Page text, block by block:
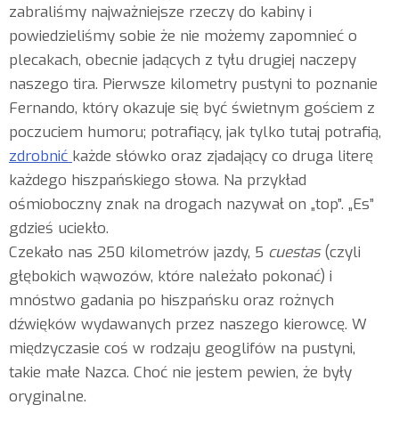
zabraliśmy najważniejsze rzeczy do kabiny i
powiedzieliśmy sobie że nie możemy zapomnieć o
plecakach, obecnie jadących z tyłu drugiej naczepy
naszego tira. Pierwsze kilometry pustyni to poznanie
Fernando, który okazuje się być świetnym gościem z
poczuciem humoru; potrafiący, jak tylko tutaj potrafią,
zdrobnić każde słówko oraz zjadający co druga literę
każdego hiszpańskiego słowa. Na przykład
ośmioboczny znak na drogach nazywał on „top”. „Es”
gdzieś uciekło.
Czekało nas 250 kilometrów jazdy, 5 cuestas(czyli
głębokich wąwozów, które należało pokonać) i
mnóstwo gadania po hiszpańsku oraz rożnych
dźwięków wydawanych przez naszego kierowcę. W
międzyczasie coś w rodzaju geoglifów na pustyni,
takie małe Nazca. Choć nie jestem pewien, że były
oryginalne.